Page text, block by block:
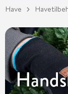
Have